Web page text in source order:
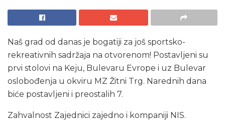
Naš grad od danas je bogatiji za još sportsko-
rekreativnih sadržaja na otvorenom! Postavljeni su
prvi stolovi na Keju, Bulevaru Evrope i uz Bulevar
oslobođenja u okviru MZ Žitni Trg. Narednih dana
biće postavljeni i preostalih 7.
Zahvalnost Zajednici zajedno i kompaniji NIS.